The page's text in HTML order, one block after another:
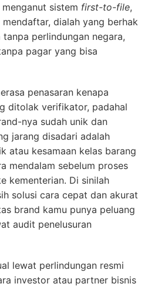
sistem first-to-file,
dialah yang berhak
perlindungan negara,
pagar yang bisa
penasaran kenapa
ditolak verifikator, padahal
nya sudah unik dan
jarang disadari adalah
atau kesamaan kelas barang
mendalam sebelum proses
kementerian. Di sinilah
solusi cara cepat dan akurat
brand kamu punya peluang
audit penelusuran
lewat perlindungan resmi
investor atau partner bisnis